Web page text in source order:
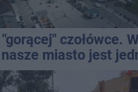
czołówce.
miasto jest
na upały